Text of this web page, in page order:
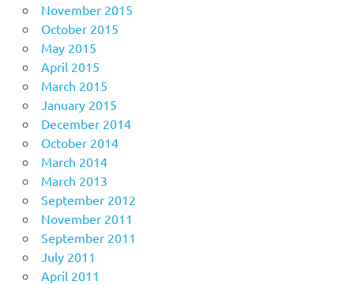
November 2015
October 2015
May 2015
April 2015
March 2015
January 2015
December 2014
October 2014
March 2014
March 2013
September 2012
November 2011
September 2011
July 2011
April 2011